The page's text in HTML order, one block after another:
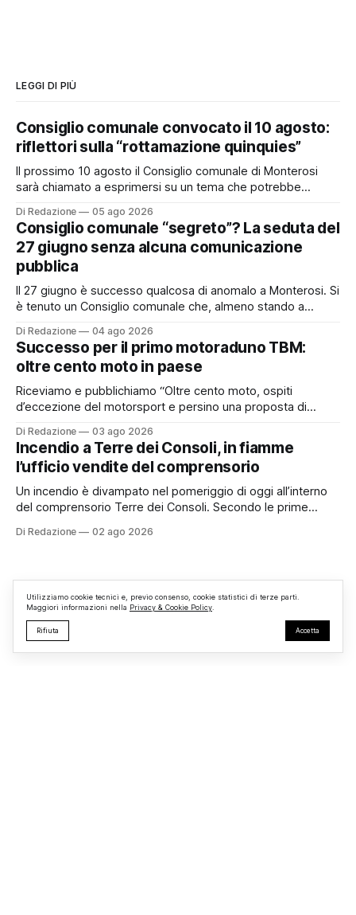
LEGGI DI PIÙ
Consiglio comunale convocato il 10 agosto:
riflettori sulla “rottamazione quinquies”
Il prossimo 10 agosto il Consiglio comunale di Monterosi
sarà chiamato a esprimersi su un tema che potrebbe
possibile adesione del Comune alla cosiddetta
“rottamazione quinquies” dei carichi affidati all’Agente della
Riscossione. Prima, però, c’è un tema politico che merita
Di Redazione 05 ago 2026
Consiglio comunale “segreto”? La seduta del
27 giugno senza alcuna comunicazione
pubblica
Il 27 giugno è successo qualcosa di anomalo a Monterosi. Si
è tenuto un Consiglio comunale che, almeno stando a
pubblicamente comunicato ai cittadini attraverso l’Albo
Pretorio. Un’anomalia che merita spiegazioni. Il Consiglio
comunale è, per sua natura, un’assemblea
Di Redazione 04 ago 2026
Successo per il primo motoraduno TBM:
oltre cento moto in paese
Riceviamo e pubblichiamo “Oltre cento moto, ospiti
d’eccezione del motorsport e persino una proposta di
organizzato da TBM a Monterosi, un evento che ha
superato le aspettative degli organizzatori richiamando
appassionati delle due ruote da tutto il Lazio e dalle regioni
limitrofe. Per
Di Redazione 03 ago 2026
Incendio a Terre dei Consoli, in fiamme
l’ufficio vendite del comprensorio
Un incendio è divampato nel pomeriggio di oggi all’interno
del comprensorio Terre dei Consoli. Secondo le prime
struttura adibita a ufficio vendite. Sul posto sono intervenuti
Di Redazione 02 ago 2026
Utilizziamo cookie tecnici e, previo consenso, cookie statistici di terze parti.
Maggiori informazioni nella Privacy & Cookie Policy
Rifiuta Accetta